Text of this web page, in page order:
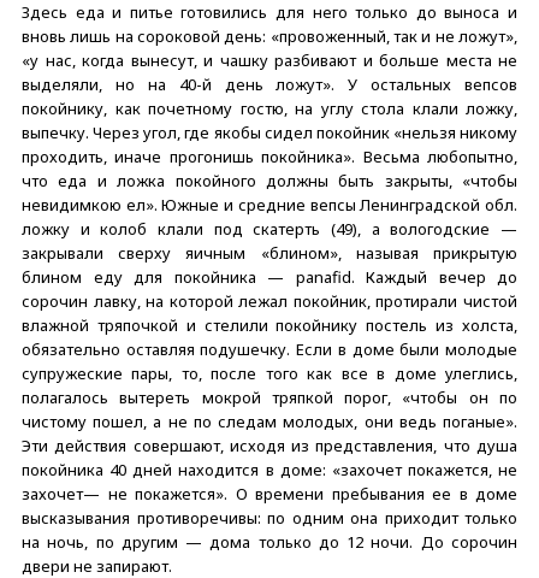
Здесь еда и питье готовились для него только до выноса и
вновь лишь на сороковой день: «провоженный, так и не ложут»,
«у нас, когда вынесут, и чашку разбивают и больше места не
выделяли, но на 40-й день ложут». У остальных вепсов
покойнику, как почетному гостю, на углу стола клали ложку,
выпечку. Через угол, где якобы сидел покойник «нельзя никому
проходить, иначе прогонишь покойника». Весьма любопытно,
что еда и ложка покойного должны быть закрыты, «чтобы
невидимкою ел». Южные и средние вепсы Ленинградской обл.
ложку и колоб клали под скатерть (49), а вологодские —
закрывали сверху яичным «блином», называя прикрытую
блином еду для покойника — panafid. Каждый вечер до
сорочин лавку, на которой лежал покойник, протирали чистой
влажной тряпочкой и стелили покойнику постель из холста,
обязательно оставляя подушечку. Если в доме были молодые
супружеские пары, то, после того как все в доме улеглись,
полагалось вытереть мокрой тряпкой порог, «чтобы он по
чистому пошел, а не по следам молодых, они ведь поганые».
Эти действия совершают, исходя из представления, что душа
покойника 40 дней находится в доме: «захочет покажется, не
захочет— не покажется». О времени пребывания ее в доме
высказывания противоречивы: по одним она приходит только
на ночь, по другим — дома только до 12 ночи. До сорочин
двери не запирают.